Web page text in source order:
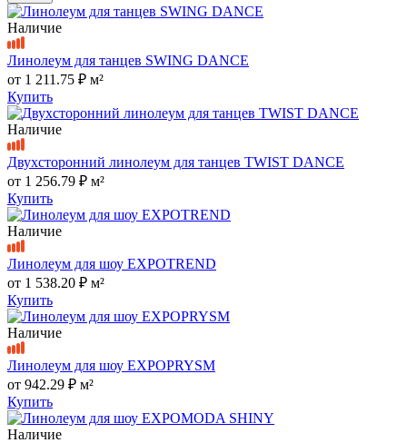
Наличие
Линолеум для танцев SWING DANCE
от 1 211.75 ₽ м²
Купить
Наличие
Двухсторонний линолеум для танцев TWIST DANCE
от 1 256.79 ₽ м²
Купить
Наличие
Линолеум для шоу EXPOTREND
от 1 538.20 ₽ м²
Купить
Наличие
Линолеум для шоу EXPOPRYSM
от 942.29 ₽ м²
Купить
Наличие